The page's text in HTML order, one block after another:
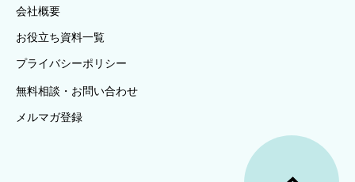
会社概要
お役立ち資料一覧
プライバシーポリシー
無料相談・お問い合わせ
メルマガ登録